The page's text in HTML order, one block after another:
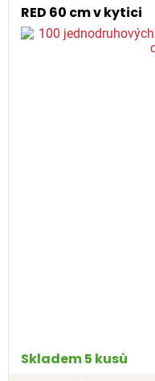
RED 60 cm v kytici
Skladem 5 kusů